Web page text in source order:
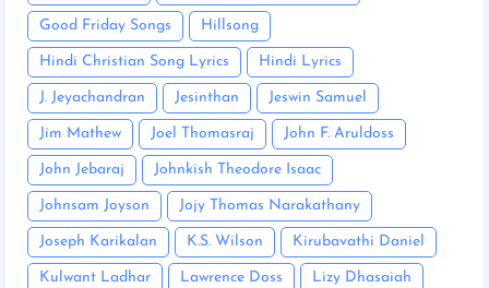
Good Friday Songs Hillsong
Hindi Christian Song Lyrics Hindi Lyrics
J. Jeyachandran Jesinthan Jeswin Samuel
Jim Mathew Joel Thomasraj John F. Aruldoss
John Jebaraj Johnkish Theodore Isaac
Johnsam Joyson Jojy Thomas Narakathany
Joseph Karikalan K.S. Wilson Kirubavathi Daniel
Kulwant Ladhar Lawrence Doss Lizy Dhasaiah